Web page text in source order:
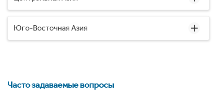
Юго-Восточная Азия
Часто задаваемые вопросы